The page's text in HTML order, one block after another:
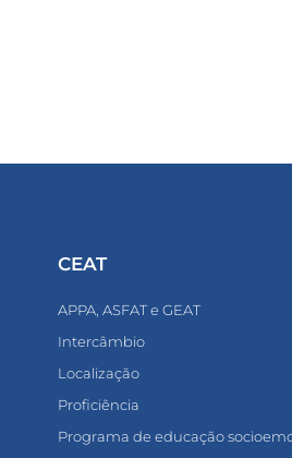
CEAT
APPA, ASFAT e GEAT
Intercâmbio
Localização
Proficiência
Programa de educação